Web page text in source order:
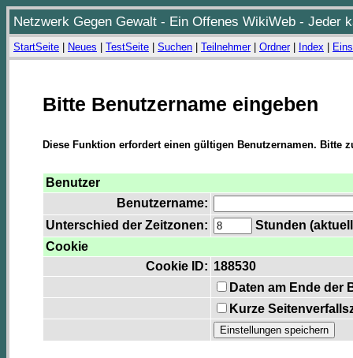
Netzwerk Gegen Gewalt - Ein Offenes WikiWeb - Jeder
StartSeite Neues TestSeite Suchen Teilnehmer| Ordner| Index
Bitte Benutzername eingeben
Diese Funktion erfordert einen gültigen Benutzernamen. Bitte
Benutzer
Benutzername:
Unterschied der Zeitzonen:
Stunden
Cookie
Cookie ID: 188530
Daten am Ende der
Kurze